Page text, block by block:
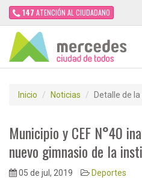
147 ATENCIÓN AL CIUDADANO
Inicio Noticias Detalle de
Municipio y CEF N°40
nuevo gimnasio de la
05 de jul, 2019 Deportes